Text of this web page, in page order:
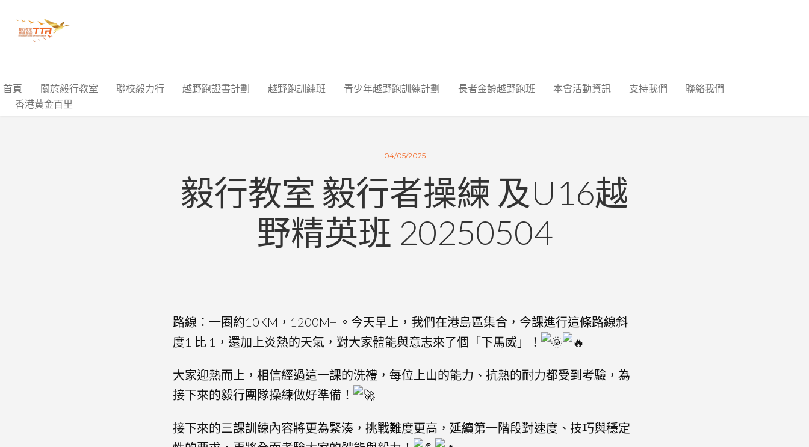
首頁 關於毅行教室 聯校毅力行 越野跑證書計劃 越野跑訓練班 青少年越野跑訓練計劃 長者金齡越野跑班 本會活動資訊 支持我們
聯絡我們
香港黃金百里
04/05/2025
毅行教室 毅行者操練 及U16越
野精英班 20250504
路線：一圈約10KM，1200M+ 。今天早上，我們在港島區集合，今課進行這條路線斜
度1 比 1，還加上炎熱的天氣，對大家體能與意志來了個「下馬威」！
大家迎熱而上，相信經過這一課的洗禮，每位上山的能力、抗熱的耐力都受到考驗，為
接下來的毅行團隊操練做好準備！
接下來的三課訓練內容將更為緊湊，挑戰難度更高，延續第一階段對速度、技巧與穩定